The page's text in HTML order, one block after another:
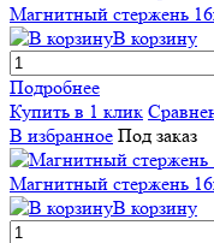
Магнитный стержень
В корзину
Подробнее
Купить в 1 клик
В избранное Под заказ
Магнитный стержень
В корзину